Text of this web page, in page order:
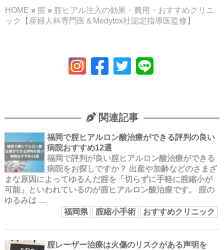
HOME » 腟 » 腟ヒアル注入の効果・費用・おすすめクリニ
ック【産婦人科専門医＆Medytox社認定指導医監修】
関連記事
福岡で腟ヒアルロン酸治療ができる評判の良い
病院おすすめ12選
福岡で評判が良い腟ヒアルロン酸治療ができる
病院をお探しですか？ 出産や加齢などのさまざ
まな原因によってゆるんだ腟を「切らずに手軽に腟縮小が
可能」といわれているのが腟ヒアルロン酸治療です。 腟の
ゆるみは …
福岡県
腟縮小手術 おすすめクリニック
腟レーザー治療は火傷のリスクがある声明を